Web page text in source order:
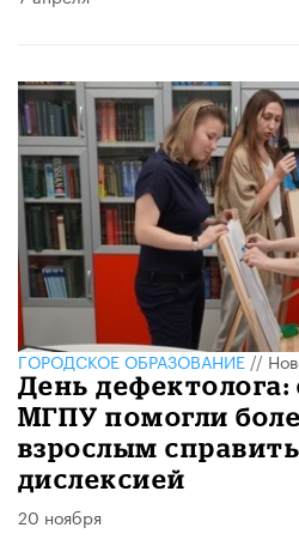
ГОРОДСКОЕ ОБРАЗОВАНИЕ//
День
МГПУ помогли
взрослым
дислексией
20 ноября